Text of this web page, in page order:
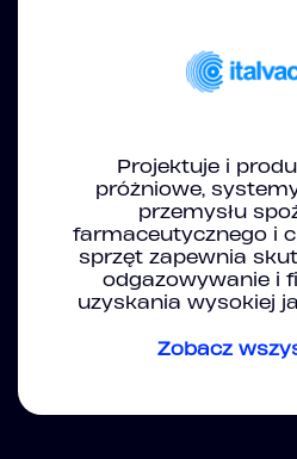
Projektuje i
próżniowe,
przemysłu
farmaceutycznego i
sprzęt zapewnia
odgazowywanie i
uzyskania wysokiej
Zobacz